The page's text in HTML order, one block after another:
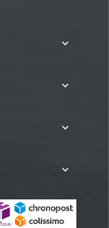



